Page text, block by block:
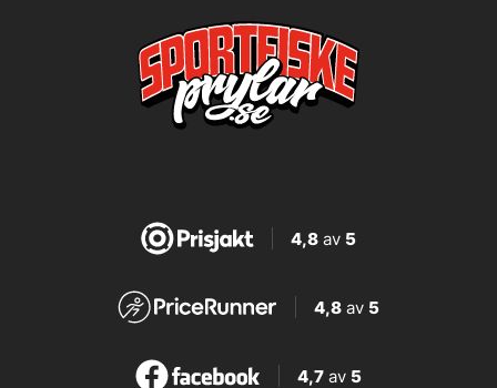
4,8av 5
4,8 av 5
4,7 av 5